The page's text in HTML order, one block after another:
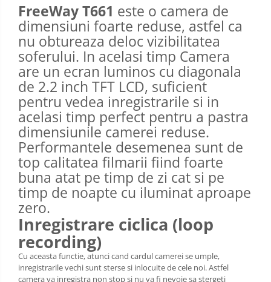
FreeWay T661 este o camera de
dimensiuni foarte reduse, astfel ca
nu obtureaza deloc vizibilitatea
soferului. In acelasi timp Camera
are un ecran luminos cu diagonala
de 2.2 inch TFT LCD, suficient
pentru vedea inregistrarile si in
acelasi timp perfect pentru a pastra
dimensiunile camerei reduse.
Performantele desemenea sunt de
top calitatea filmarii fiind foarte
buna atat pe timp de zi cat si pe
timp de noapte cu iluminat aproape
zero.
Inregistrare ciclica (loop
recording)
Cu aceasta functie, atunci cand cardul camerei se umple,
inregistrarile vechi sunt sterse si inlocuite de cele noi. Astfel
camera va inregistra non stop si nu va fi nevoie sa stergeti